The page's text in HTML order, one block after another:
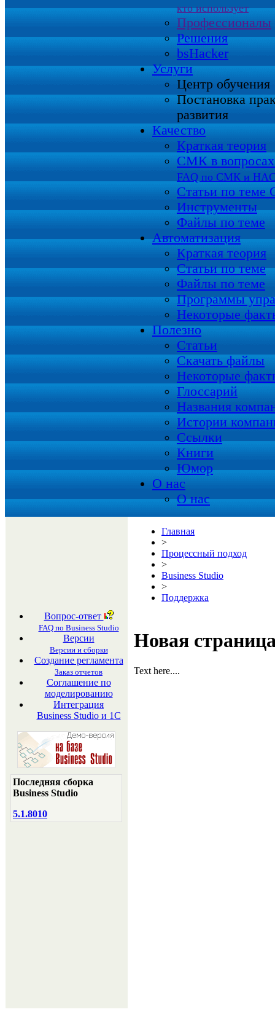
кто использует
Профессионалы
Решения
bsHacker
Услуги
Центр обучения
Постановка
развития
Качество
Краткая теория
СМК в вопросах
FAQ по СМК и
Статьи по
Инструменты
Файлы по теме
Автоматизация
Краткая теория
Статьи по теме
Файлы по теме
Программы
Некоторые
Полезно
Статьи
Скачать файлы
Некоторые
Глоссарий
Названия
Истории
Ссылки
Книги
Юмор
О нас
О нас
Вопрос-ответ
FAQ по Business Studio
Версии
Версии и сборки
Создание регламента
Заказ отчетов
Соглашение по
моделированию
Интеграция
Business Studio и 1С
Последняя сборка
Business Studio
5.1.8010
Главная
>
Процессный подход
>
Business Studio
>
Поддержка
Новая
Text here....